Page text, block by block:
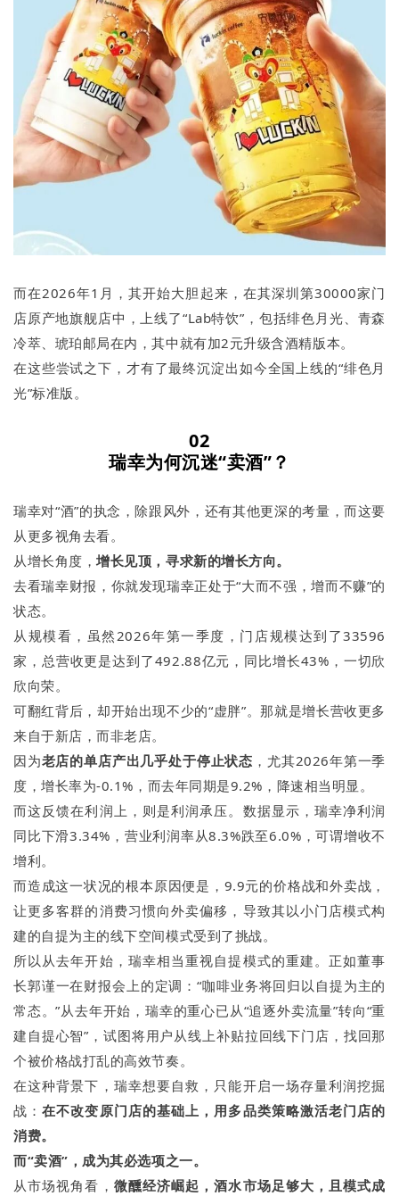
而在2026年1月，其开始大胆起来，在其深圳第30000家门
店原产地旗舰店中，上线了“Lab特饮”，包括绯色月光、青森
冷萃、琥珀邮局在内，其中就有加2元升级含酒精版本。
在这些尝试之下，才有了最终沉淀出如今全国上线的“绯色月
光”标准版。
02
瑞幸为何沉迷“卖酒”？
瑞幸对“酒”的执念，除跟风外，还有其他更深的考量，而这要
从更多视角去看。
从增长角度，增长见顶，寻求新的增长方向。
去看瑞幸财报，你就发现瑞幸正处于“大而不强，增而不赚”的
状态。
从规模看，虽然2026年第一季度，门店规模达到了33596
家，总营收更是达到了492.88亿元，同比增长43%，一切欣
欣向荣。
可翻红背后，却开始出现不少的“虚胖”。那就是增长营收更多
来自于新店，而非老店。
因为老店的单店产出几乎处于停止状态 ，尤其2026年第一季
度，增长率为-0.1%，而去年同期是9.2%，降速相当明显。
而这反馈在利润上，则是利润承压。数据显示，瑞幸净利润
同比下滑3.34%，营业利润率从8.3%跌至6.0%，可谓增收不
增利。
而造成这一状况的根本原因便是，9.9元的价格战和外卖战，
让更多客群的消费习惯向外卖偏移，导致其以小门店模式构
建的自提为主的线下空间模式受到了挑战。
所以从去年开始，瑞幸相当重视自提模式的重建。正如董事
长郭谨一在财报会上的定调：“咖啡业务将回归以自提为主的
常态。”从去年开始，瑞幸的重心已从“追逐外卖流量”转向“重
建自提心智”，试图将用户从线上补贴拉回线下门店，找回那
个被价格战打乱的高效节奏。
在这种背景下，瑞幸想要自救，只能开启一场存量利润挖掘
战：在不改变原门店的基础上，用多品类策略激活老门店的
消费。
而“卖酒”，成为其必选项之一。
从市场视角看， 微醺经济崛起，酒水市场足够大，且模式成